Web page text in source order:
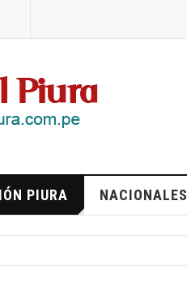
PIURA NACIONALES